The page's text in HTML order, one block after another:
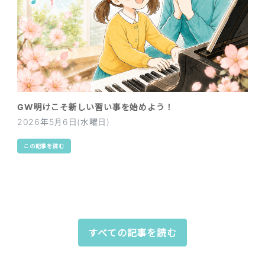
GW明けこそ新しい習い事を始めよう！
2026年5月6日(水曜日)
この記事を読む
すべての記事を読む